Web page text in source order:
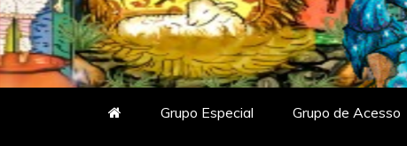
Vitrine do Samba
O Portal de Notícias do Carnaval
Grupo Especial Grupo de Acesso